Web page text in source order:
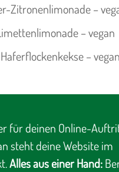
Zitronenlimonade –
– vegan
– vegan
für deinen Online-
steht deine Website im
Alles aus einer Hand: